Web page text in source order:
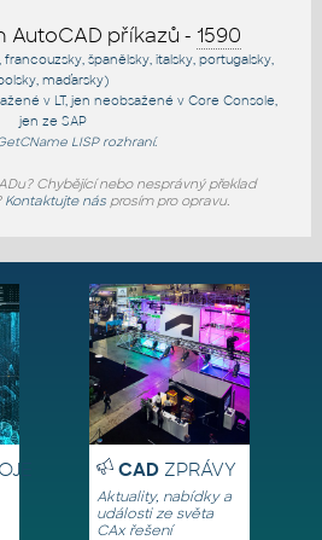
AutoCAD příkazů - 1590
španělsky, italsky, portugalsky,
maďarsky)
v LT, jen neobsažené v Core Console
jen ze SAP
LISP rozhraní.
Chybějící nebo nesprávný překlad
Kontaktujte násprosím pro opravu.
CADZPRÁVY
Aktuality, nabídky a
události ze světa
CAx řešení